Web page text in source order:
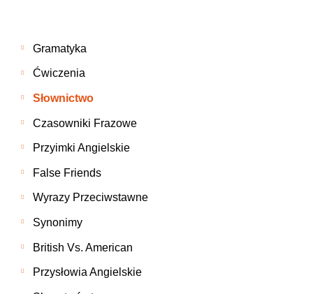
Gramatyka
Ćwiczenia
Słownictwo
Czasowniki Frazowe
Przyimki Angielskie
False Friends
Wyrazy Przeciwstawne
Synonimy
British Vs. American
Przysłowia Angielskie